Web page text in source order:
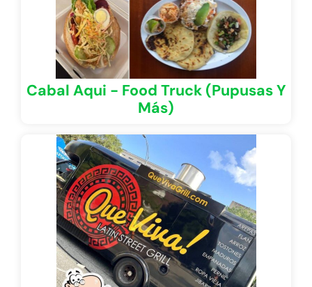
Cabal Aqui - Food Truck (Pupusas Y
Más)